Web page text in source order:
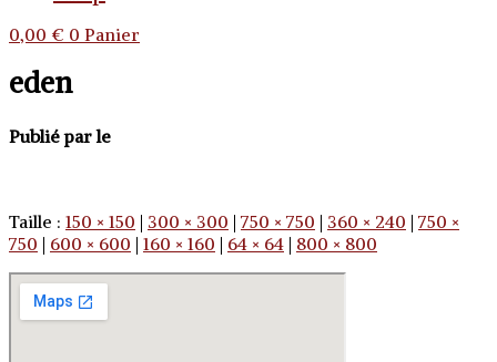
0,00 € 0 Panier
eden
Publié parle
Taille : 150 × 150 | 300 × 300 | 750 × 750 | 360 × 240 | 750 ×
750 | 600 × 600 | 160 × 160 | 64 × 64 | 800 × 800